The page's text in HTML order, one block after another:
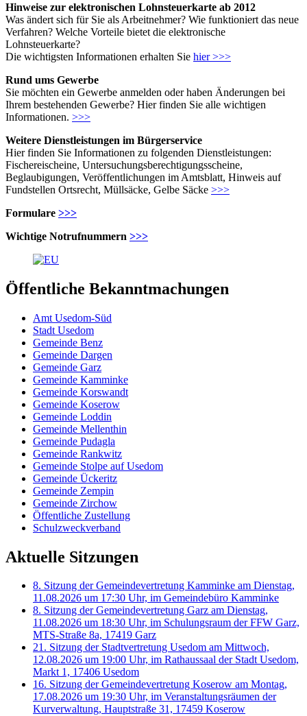
Hinweise zur elektronischen Lohnsteuerkarte ab 2012
Was ändert sich für Sie als Arbeitnehmer? Wie funktioniert das neue
Verfahren? Welche Vorteile bietet die elektronische
Lohnsteuerkarte?
Die wichtigsten Informationen erhalten Sie hier >>>
Rund ums Gewerbe
Sie möchten ein Gewerbe anmelden oder haben Änderungen bei
Ihrem bestehenden Gewerbe? Hier finden Sie alle wichtigen
Informationen. >>>
Weitere Dienstleistungen im Bürgerservice
Hier finden Sie Informationen zu folgenden Dienstleistungen:
Fischereischeine, Untersuchungsberechtigungsscheine,
Beglaubigungen, Veröffentlichungen im Amtsblatt, Hinweis auf
Fundstellen Ortsrecht, Müllsäcke, Gelbe Säcke >>>
Formulare >>>
Wichtige Notrufnummern >>>
Öffentliche Bekanntmachungen
Amt Usedom-Süd
Stadt Usedom
Gemeinde Benz
Gemeinde Dargen
Gemeinde Garz
Gemeinde Kamminke
Gemeinde Korswandt
Gemeinde Koserow
Gemeinde Loddin
Gemeinde Mellenthin
Gemeinde Pudagla
Gemeinde Rankwitz
Gemeinde Stolpe auf Usedom
Gemeinde Ückeritz
Gemeinde Zempin
Gemeinde Zirchow
Öffentliche Zustellung
Schulzweckverband
Aktuelle Sitzungen
8. Sitzung der Gemeindevertretung Kamminke am Dienstag,
11.08.2026 um 17:30 Uhr, im Gemeindebüro Kamminke
8. Sitzung der Gemeindevertretung Garz am Dienstag,
11.08.2026 um 18:30 Uhr, im Schulungsraum der FFW Garz,
MTS-Straße 8a, 17419 Garz
21. Sitzung der Stadtvertretung Usedom am Mittwoch,
12.08.2026 um 19:00 Uhr, im Rathaussaal der Stadt Usedom,
Markt 1, 17406 Usedom
16. Sitzung der Gemeindevertretung Koserow am Montag,
17.08.2026 um 19:30 Uhr, im Veranstaltungsräumen der
Kurverwaltung, Hauptstraße 31, 17459 Koserow